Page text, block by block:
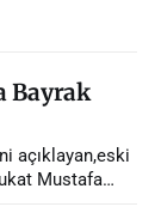
Bayrak
açıklayan,eski
Mustafa